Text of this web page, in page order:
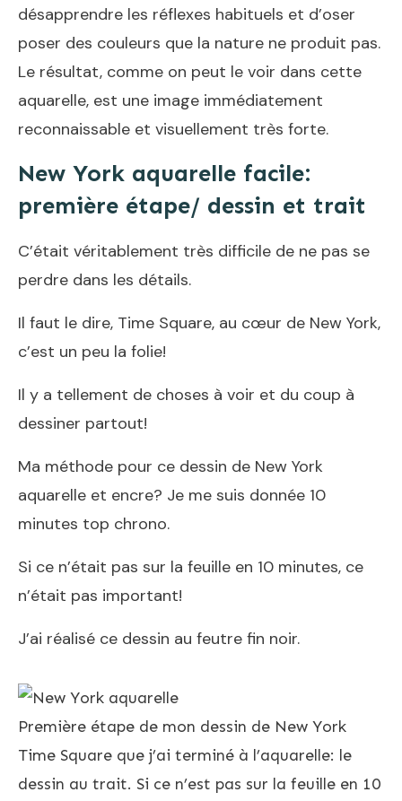
désapprendre les réflexes habituels et d’oser
poser des couleurs que la nature ne produit pas.
Le résultat, comme on peut le voir dans cette
aquarelle, est une image immédiatement
reconnaissable et visuellement très forte.
New York aquarelle facile:
première étape/ dessin et trait
C’était véritablement très difficile de ne pas se
perdre dans les détails.
Il faut le dire, Time Square, au cœur de New York,
c’est un peu la folie!
Il y a tellement de choses à voir et du coup à
dessiner partout!
Ma méthode pour ce dessin de New York
aquarelle et encre? Je me suis donnée 10
minutes top chrono.
Si ce n’était pas sur la feuille en 10 minutes, ce
n’était pas important!
J’ai réalisé ce dessin au feutre fin noir.
Première étape de mon dessin de New York
Time Square que j’ai terminé à l’aquarelle: le
dessin au trait. Si ce n’est pas sur la feuille en 10